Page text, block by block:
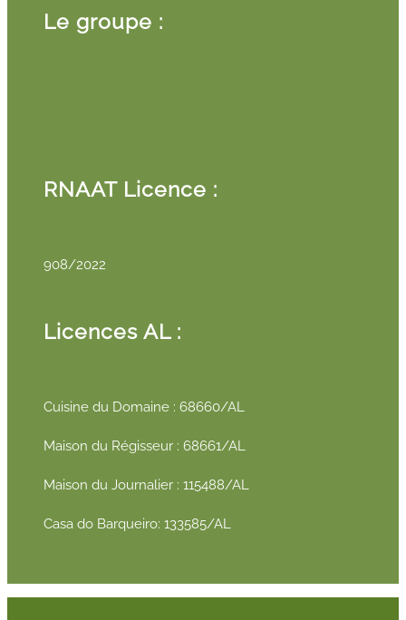
Le groupe :
RNAAT Licence :
908/2022
Licences AL :
Cuisine du Domaine : 68660/AL
Maison du Régisseur : 68661/AL
Maison du Journalier : 115488/AL
Casa do Barqueiro: 133585/AL